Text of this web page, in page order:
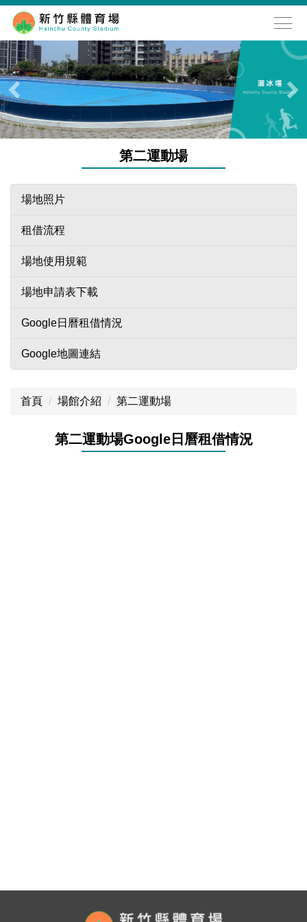
到
主
要
內
容
區
第二運動場
場地照片
租借流程
場地使用規範
場地申請表下載
Google日曆租借情況
Google地圖連結
首頁 場館介紹 第二運動場
第二運動場Google日曆租借情況